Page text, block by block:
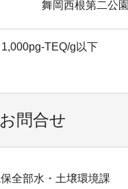
舞岡西根第二公園
TEQ/g以下
問合せ
全部水・土壌環境課